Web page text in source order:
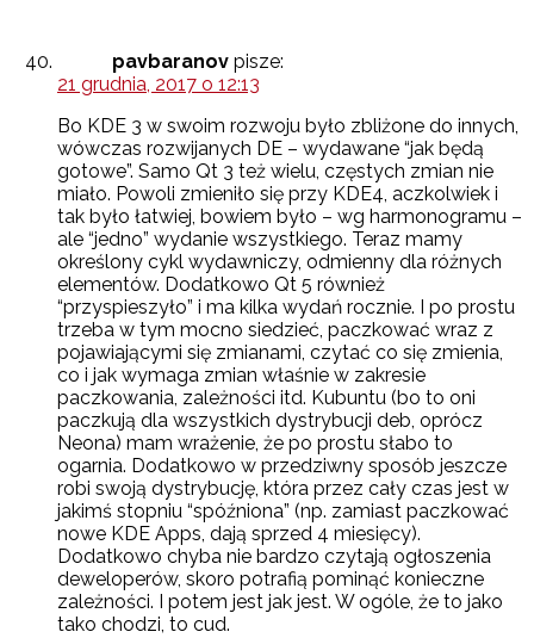
pavbaranov pisze:
21 grudnia, 2017 o 12:13
Bo KDE 3 w swoim rozwoju było zbliżone do innych,
wówczas rozwijanych DE – wydawane “jak będą
gotowe”. Samo Qt 3 też wielu, częstych zmian nie
miało. Powoli zmieniło się przy KDE4, aczkolwiek i
tak było łatwiej, bowiem było – wg harmonogramu –
ale “jedno” wydanie wszystkiego. Teraz mamy
określony cykl wydawniczy, odmienny dla różnych
elementów. Dodatkowo Qt 5 również
“przyspieszyło” i ma kilka wydań rocznie. I po prostu
trzeba w tym mocno siedzieć, paczkować wraz z
pojawiającymi się zmianami, czytać co się zmienia,
co i jak wymaga zmian właśnie w zakresie
paczkowania, zależności itd. Kubuntu (bo to oni
paczkują dla wszystkich dystrybucji deb, oprócz
Neona) mam wrażenie, że po prostu słabo to
ogarnia. Dodatkowo w przedziwny sposób jeszcze
robi swoją dystrybucję, która przez cały czas jest w
jakimś stopniu “spóźniona” (np. zamiast paczkować
nowe KDE Apps, dają sprzed 4 miesięcy).
Dodatkowo chyba nie bardzo czytają ogłoszenia
deweloperów, skoro potrafią pominąć konieczne
zależności. I potem jest jak jest. W ogóle, że to jako
tako chodzi, to cud.